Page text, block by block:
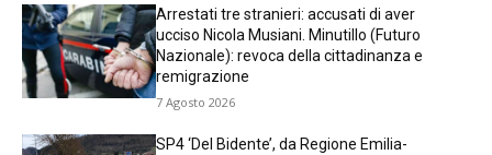
Arrestati tre stranieri: accusati di aver
ucciso Nicola Musiani. Minutillo (Futuro
Nazionale): revoca della cittadinanza e
remigrazione
7 Agosto 2026
SP4 ‘Del Bidente’, da Regione Emilia-